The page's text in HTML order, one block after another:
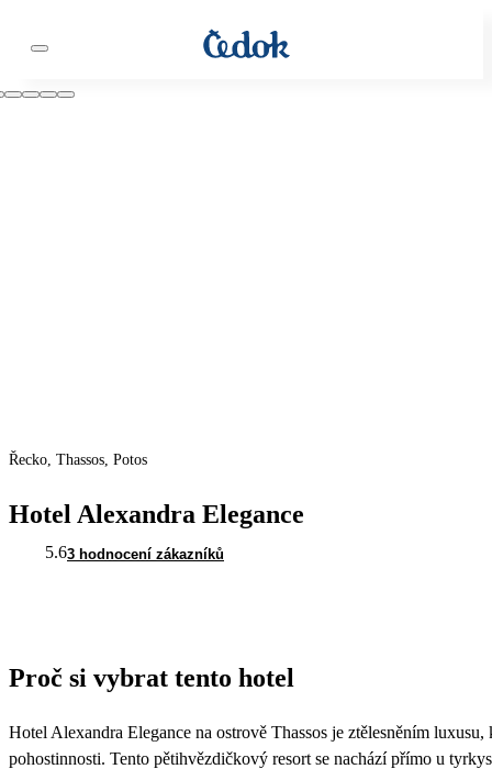
Řecko, Thassos, Potos
Hotel Alexandra Elegance
5.63 hodnocení zákazníků
Proč si vybrat tento hotel
Hotel Alexandra Elegance na ostrově Thassos je ztělesněním
pohostinnosti. Tento pětihvězdičkový resort se nachází přímo u